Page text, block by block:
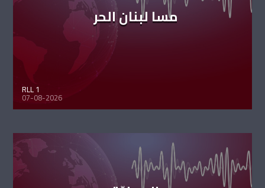
مسا لبنان الحر
RLL 1
07-08-2026